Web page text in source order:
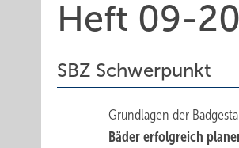
Heft 09-
SBZ Schwerpunkt
Grundlagen der
Bäder erfolgreich